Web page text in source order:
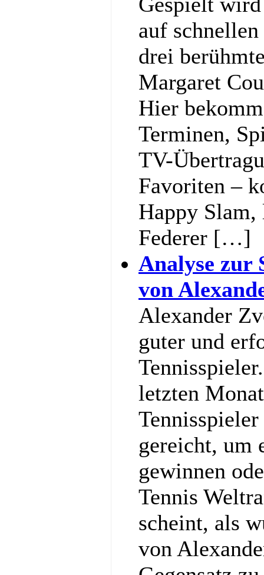
auf
drei
Margaret
Hier
Terminen,
TV-
Favoriten –
Happy Slam,
Federer […]
Analyse zur
von
Alexander
guter und
letzten
gereicht, um
gewinnen
Tennis
scheint, als
von